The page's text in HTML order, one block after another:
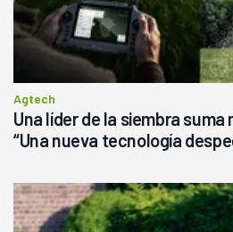
Agtech
Una líder de la siembra
“Una nueva tecnología